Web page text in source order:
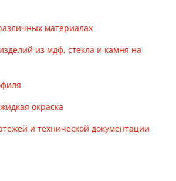
материалах
из мдф, стекла и камня на
окраска
и технической документации